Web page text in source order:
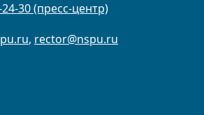
30 (пресс-центр)
, rector@nspu.ru